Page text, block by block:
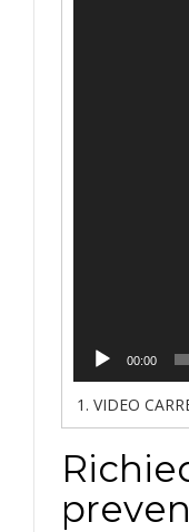
00:00
1. VIDEO